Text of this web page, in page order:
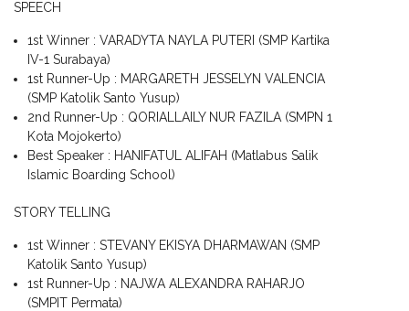
SPEECH
1st Winner : VARADYTA NAYLA PUTERI (SMP Kartika
IV-1 Surabaya)
1st Runner-Up : MARGARETH JESSELYN VALENCIA
(SMP Katolik Santo Yusup)
2nd Runner-Up : QORIALLAILY NUR FAZILA (SMPN 1
Kota Mojokerto)
Best Speaker : HANIFATUL ALIFAH (Matlabus Salik
Islamic Boarding School)
STORY TELLING
1st Winner : STEVANY EKISYA DHARMAWAN (SMP
Katolik Santo Yusup)
1st Runner-Up : NAJWA ALEXANDRA RAHARJO
(SMPIT Permata)